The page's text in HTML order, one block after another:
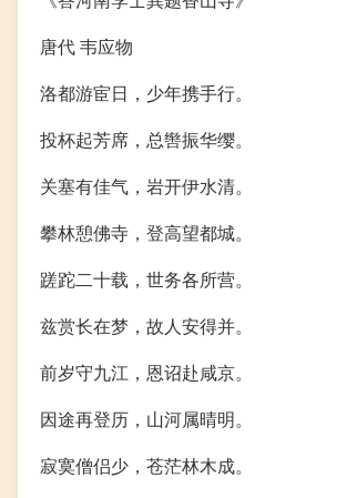
唐代 韦应物
洛都游宦日，少年携手行。
投杯起芳席，总辔振华缨。
关塞有佳气，岩开伊水清。
攀林憩佛寺，登高望都城。
蹉跎二十载，世务各所营。
兹赏长在梦，故人安得并。
前岁守九江，恩诏赴咸京。
因途再登历，山河属晴明。
寂寞僧侣少，苍茫林木成。